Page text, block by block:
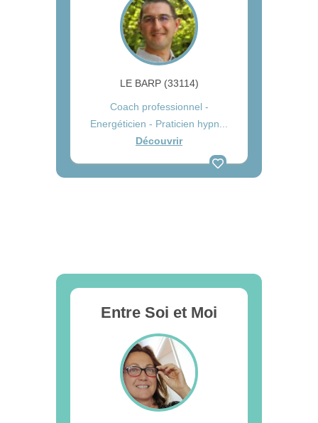
LE BARP (33114)
Coach professionnel -
Energéticien - Praticien hypn...
Découvrir
Entre Soi et Moi